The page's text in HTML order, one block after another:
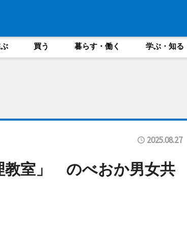
買う 暮らす・働く 学ぶ・知る
2025.08.27
教室」 のべおか男女共